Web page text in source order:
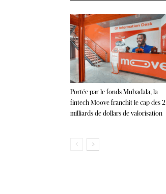
Portée par le fonds Mubadala, la
fintech Moove franchit le cap des 2
milliards de dollars de valorisation